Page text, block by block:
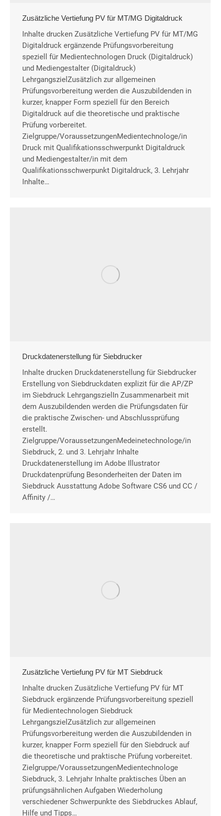
Zusätzliche Vertiefung PV für MT/MG Digitaldruck
Inhalte drucken Zusätzliche Vertiefung PV für MT/MG
Digitaldruck ergänzende Prüfungsvorbereitung
speziell für Medientechnologen Druck (Digitaldruck)
und Mediengestalter (Digitaldruck)
LehrgangszielZusätzlich zur allgemeinen
Prüfungsvorbereitung werden die Auszubildenden in
kurzer, knapper Form speziell für den Bereich
Digitaldruck auf die theoretische und praktische
Prüfung vorbereitet.
Zielgruppe/VoraussetzungenMedientechnologe/in
Druck mit Qualifikationsschwerpunkt Digitaldruck
und Mediengestalter/in mit dem
Qualifikationsschwerpunkt Digitaldruck, 3. Lehrjahr
Inhalte…
Druckdatenerstellung für Siebdrucker
Inhalte drucken Druckdatenerstellung für Siebdrucker
Erstellung von Siebdruckdaten explizit für die AP/ZP
im Siebdruck LehrgangszielIn Zusammenarbeit mit
dem Auszubildenden werden die Prüfungsdaten für
die praktische Zwischen- und Abschlussprüfung
erstellt.
Zielgruppe/VoraussetzungenMedeinetechnologe/in
Siebdruck, 2. und 3. Lehrjahr Inhalte
Druckdatenerstellung im Adobe Illustrator
Druckdatenprüfung Besonderheiten der Daten im
Siebdruck Ausstattung Adobe Software CS6 und CC /
Affinity /…
Zusätzliche Vertiefung PV für MT Siebdruck
Inhalte drucken Zusätzliche Vertiefung PV für MT
Siebdruck ergänzende Prüfungsvorbereitung speziell
für Medientechnologen Siebdruck
LehrgangszielZusätzlich zur allgemeinen
Prüfungsvorbereitung werden die Auszubildenden in
kurzer, knapper Form speziell für den Siebdruck auf
die theoretische und praktische Prüfung vorbereitet.
Zielgruppe/VoraussetzungenMedientechnologe
Siebdruck, 3. Lehrjahr Inhalte praktisches Üben an
prüfungsähnlichen Aufgaben Wiederholung
verschiedener Schwerpunkte des Siebdruckes Ablauf,
Hilfe und Tipps…